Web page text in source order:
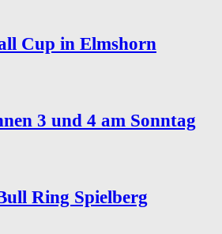
Cup in Elmshorn
3 und 4 am Sonntag
Ring Spielberg